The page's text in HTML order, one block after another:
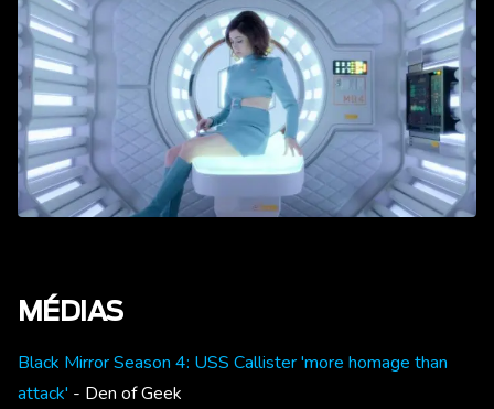
MÉDIAS
Black Mirror Season 4: USS Callister 'more homage than
attack' - Den of Geek